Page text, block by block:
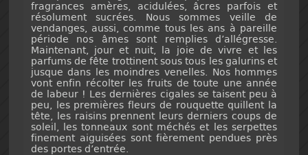
fragrances amères, acidulées, âcres parfois et
résolument sucrées. Nous sommes veille de
vendanges, aussi, comme tous les ans à pareille
période nos âmes sont remplies d’allégresse.
Maintenant, jour et nuit, la joie de vivre et les
parfums de fête trottinent sous tous les galurins et
jusque dans les moindres venelles. Nos hommes
vont enfin récolter les fruits de toute une année
de labeur ! Les dernières cigales se taisent peu à
peu, les premières fleurs de rouquette quillent la
tête, les raisins prennent leurs derniers coups de
soleil, les tonneaux sont méchés et les serpettes
finement aiguisées sont fièrement pendues près
des portes d’entrée.